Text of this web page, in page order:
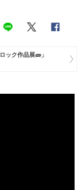
ック作品展🧱」